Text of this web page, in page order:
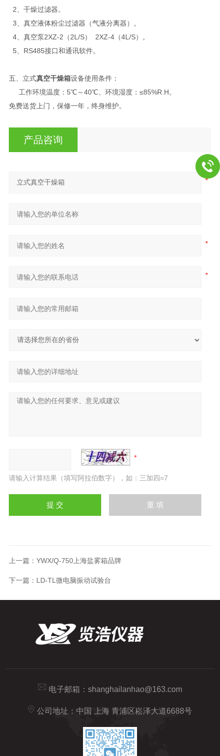
2、干燥过滤器。
3、真空液体粉尘过滤器（气液分离器）。
4、真空泵2XZ-2（2L/S） 2XZ-4（4L/S）。
5、RS485接口和通讯软件。
五、立式真空干燥箱设备使用条件：
工作环境温度：5℃～40℃、环境湿度：≤85%R.H。
免费送货上门，保修一年，终身维护。
产品咨询
请输入计算结果（填写阿拉伯数字），如：三加四=7
上一篇： YWX/Q-750上海盐雾箱品牌
下一篇： LD-TL微电脑振动试验台
电子邮箱： shanghailanhao@163.com
公司地址：中国 上海 青浦区崧泽大道6688号